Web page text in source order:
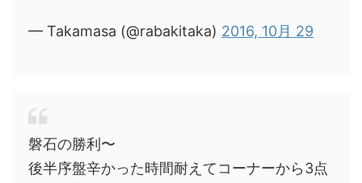
— Takamasa (@rabakitaka) 2016, 10月 29
磐石の勝利〜
後半序盤辛かった時間耐えてコーナーから3点